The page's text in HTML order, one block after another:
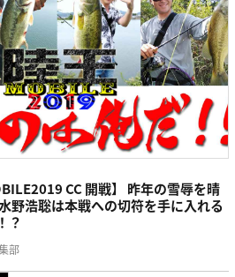
CC 開戦】 昨年の雪辱を晴
野浩聡は本戦への切符を手に入れる
？
部